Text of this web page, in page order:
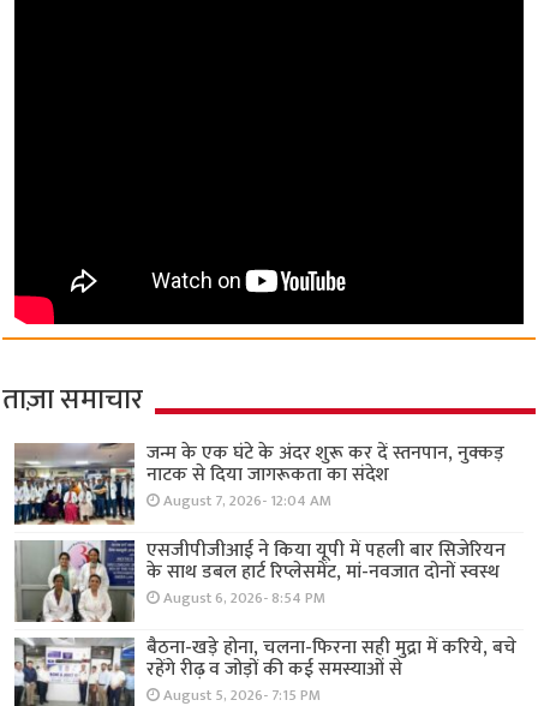
ताज़ा समाचार
जन्म के एक घंटे के अंदर शुरू कर दें स्तनपान, नुक्कड़
नाटक से दिया जागरूकता का संदेश
August 7, 2026- 12:04 AM
एसजीपीजीआई ने किया यूपी में पहली बार सिजेरियन
के साथ डबल हार्ट रिप्लेसमेंट, मां-नवजात दोनों स्वस्थ
August 6, 2026- 8:54 PM
बैठना-खड़े होना, चलना-फिरना सही मुद्रा में करिये, बचे
रहेंगे रीढ़ व जोड़ों की कई समस्याओं से
August 5, 2026- 7:15 PM